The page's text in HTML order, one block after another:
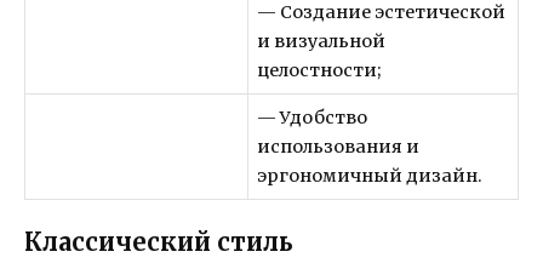
— Создание эстетической
и визуальной
целостности;
— Удобство
использования и
эргономичный дизайн.
Классический стиль